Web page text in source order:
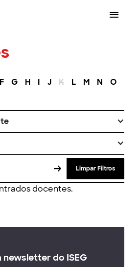
F G H I J K L M N O
Limpar Filtros
docentes.
newsletter do ISEG